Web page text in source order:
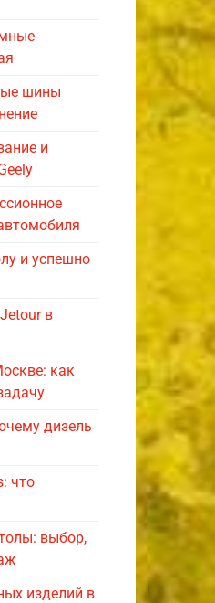
шины
и
и успешно
в
как
дизель
что
выбор,
изделий в